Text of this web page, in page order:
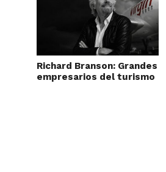
Richard Branson: Grandes
empresarios del turismo